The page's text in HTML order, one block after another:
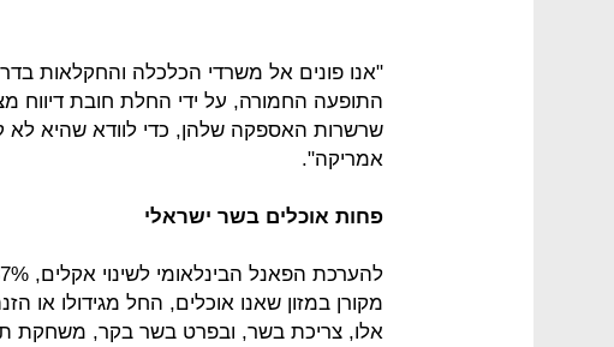
"אנו פונים אל משרדי הכלכלה והחקלאות
התופעה החמורה, על ידי החלת חובת דיווח
שרשרות האספקה שלהן, כדי לוודא שהיא לא
אמריקה".
פחות אוכלים בשר ישראלי
מקורן במזון שאנו אוכלים, החל מגידולו או